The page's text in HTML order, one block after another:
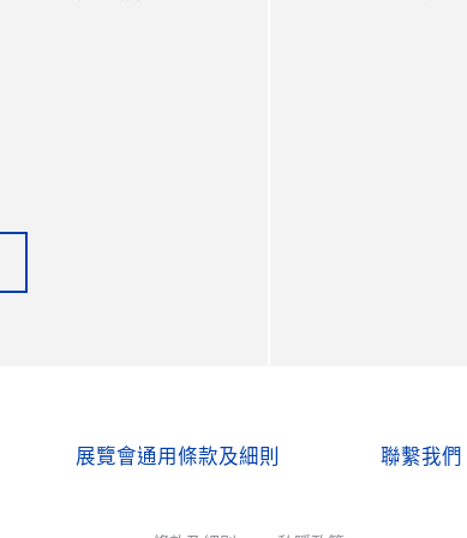
展覽會通用條款及細則 聯繫我們